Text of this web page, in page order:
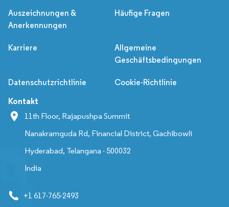
Auszeichnungen &
Anerkennungen
Häufige Fragen
Karriere
Allgemeine
Geschäftsbedingungen
Datenschutzrichtlinie Cookie-Richtlinie
Kontakt
11th Floor, Rajapushpa Summit
Nanakramguda Rd, Financial District, Gachibowli
Hyderabad, Telangana - 500032
India
+1 617-765-2493